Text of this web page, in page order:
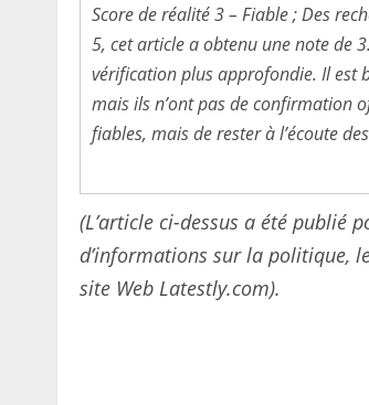
Score de réalité 3 – Fiable ; Des
5, cet article a obtenu une note de
vérification plus approfondie. Il est
mais ils n’ont pas de confirmation
fiables, mais de rester à l’écoute
(L’article ci-dessus a été publié
d’informations sur la politique,
site Web Latestly.com).